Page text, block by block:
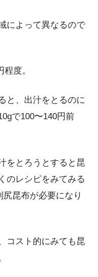
によって異なるので
度。
と、出汁をとるのに
で100〜140円前
をとろうとすると昆
のレシピをみてみる
昆布が必要になり
コスト的にみても昆